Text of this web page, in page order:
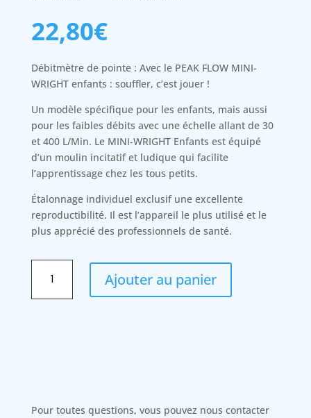
22,80€
Débitmètre de pointe : Avec le PEAK FLOW MINI-
WRIGHT enfants : souffler, c’est jouer !
Un modèle spécifique pour les enfants, mais aussi
pour les faibles débits avec une échelle allant de 30
et 400 L/Min. Le MINI-WRIGHT Enfants est équipé
d’un moulin incitatif et ludique qui facilite
l’apprentissage chez les tous petits.
Étalonnage individuel exclusif une excellente
reproductibilité. Il est l’appareil le plus utilisé et le
plus apprécié des professionnels de santé.
PEAK
Ajouter au panier
Pour toutes questions, vous pouvez nous contacter